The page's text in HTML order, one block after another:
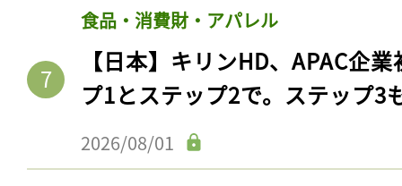
食品・消費財・アパレル
【日本】キリンHD、APAC企
プ1とステップ2で。ステップ3
2026/08/01